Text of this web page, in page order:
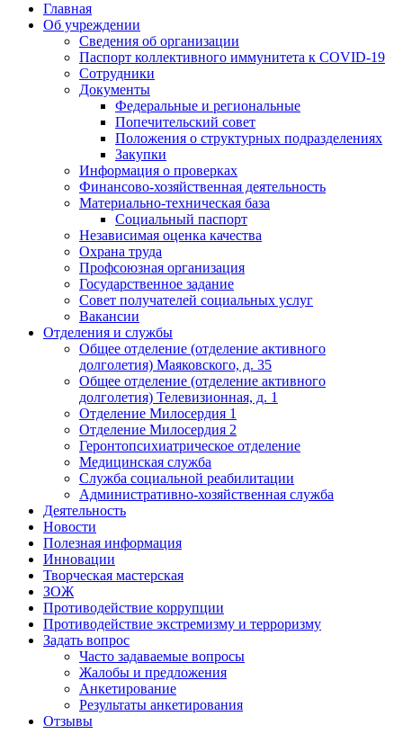
Главная
Об учреждении
Сведения об организации
Паспорт коллективного иммунитета к COVID-19
Сотрудники
Документы
Федеральные и региональные
Попечительский совет
Положения о структурных подразделениях
Закупки
Информация о проверках
Финансово-хозяйственная деятельность
Материально-техническая база
Социальный паспорт
Независимая оценка качества
Охрана труда
Профсоюзная организация
Государственное задание
Совет получателей социальных услуг
Вакансии
Отделения и службы
Общее отделение (отделение активного
долголетия) Маяковского, д. 35
Общее отделение (отделение активного
долголетия) Телевизионная, д. 1
Отделение Милосердия 1
Отделение Милосердия 2
Геронтопсихиатрическое отделение
Медицинская служба
Служба социальной реабилитации
Административно-хозяйственная служба
Деятельность
Новости
Полезная информация
Инновации
Творческая мастерская
ЗОЖ
Противодействие коррупции
Противодействие экстремизму и терроризму
Задать вопрос
Часто задаваемые вопросы
Жалобы и предложения
Анкетирование
Результаты анкетирования
Отзывы